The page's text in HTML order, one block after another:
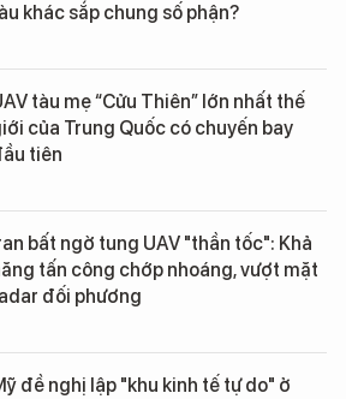
khác sắp chung số phận?
tàu mẹ “Cửu Thiên” lớn nhất thế
của Trung Quốc có chuyến bay
tiên
bất ngờ tung UAV "thần tốc": Khả
tấn công chớp nhoáng, vượt mặt
đối phương
đề nghị lập "khu kinh tế tự do" ở